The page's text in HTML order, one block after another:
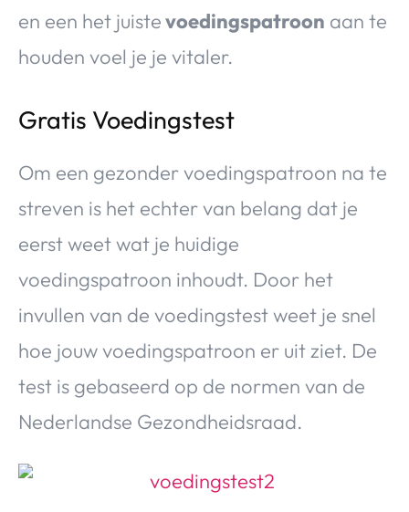
en een het juistevoedingspatroon aan te
houden voel je je vitaler.
Gratis Voedingstest
Om een gezonder voedingspatroon na te
streven is het echter van belang dat je
eerst weet wat je huidige
voedingspatroon inhoudt. Door het
invullen van de voedingstest weet je snel
hoe jouw voedingspatroon er uit ziet. De
test is gebaseerd op de normen van de
Nederlandse Gezondheidsraad.